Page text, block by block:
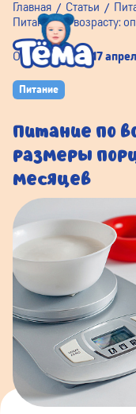
Главная Статьи
Питание по возрасту:
Питание
Питание по
размеры
месяцев
Опубликовано:17